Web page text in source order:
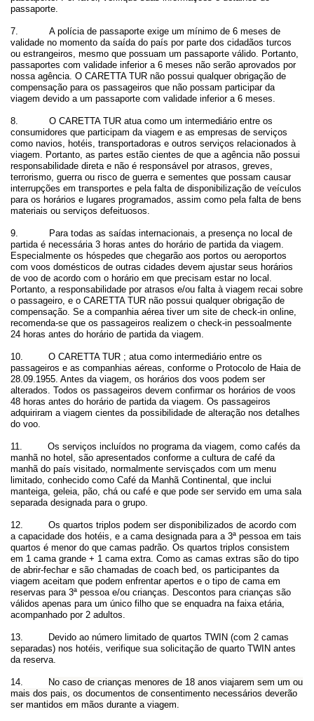
passaporte.
7. A polícia de passaporte exige um mínimo de 6 meses de
validade no momento da saída do país por parte dos cidadãos turcos
ou estrangeiros, mesmo que possuam um passaporte válido. Portanto,
passaportes com validade inferior a 6 meses não serão aprovados por
nossa agência. O CARETTA TUR não possui qualquer obrigação de
compensação para os passageiros que não possam participar da
viagem devido a um passaporte com validade inferior a 6 meses.
8. O CARETTA TUR atua como um intermediário entre os
consumidores que participam da viagem e as empresas de serviços
como navios, hotéis, transportadoras e outros serviços relacionados à
viagem. Portanto, as partes estão cientes de que a agência não possui
responsabilidade direta e não é responsável por atrasos, greves,
terrorismo, guerra ou risco de guerra e sementes que possam causar
interrupções em transportes e pela falta de disponibilização de veículos
para os horários e lugares programados, assim como pela falta de bens
materiais ou serviços defeituosos.
9. Para todas as saídas internacionais, a presença no local de
partida é necessária 3 horas antes do horário de partida da viagem.
Especialmente os hóspedes que chegarão aos portos ou aeroportos
com voos domésticos de outras cidades devem ajustar seus horários
de voo de acordo com o horário em que precisam estar no local.
Portanto, a responsabilidade por atrasos e/ou falta à viagem recai sobre
o passageiro, e o CARETTA TUR não possui qualquer obrigação de
compensação. Se a companhia aérea tiver um site de check-in online,
recomenda-se que os passageiros realizem o check-in pessoalmente
24 horas antes do horário de partida da viagem.
10. O CARETTA TUR ; atua como intermediário entre os
passageiros e as companhias aéreas, conforme o Protocolo de Haia de
28.09.1955. Antes da viagem, os horários dos voos podem ser
alterados. Todos os passageiros devem confirmar os horários de voos
48 horas antes do horário de partida da viagem. Os passageiros
adquiriram a viagem cientes da possibilidade de alteração nos detalhes
do voo.
11. Os serviços incluídos no programa da viagem, como cafés da
manhã no hotel, são apresentados conforme a cultura de café da
manhã do país visitado, normalmente servisçados com um menu
limitado, conhecido como Café da Manhã Continental, que inclui
manteiga, geleia, pão, chá ou café e que pode ser servido em uma sala
separada designada para o grupo.
12. Os quartos triplos podem ser disponibilizados de acordo com
a capacidade dos hotéis, e a cama designada para a 3ª pessoa em tais
quartos é menor do que camas padrão. Os quartos triplos consistem
em 1 cama grande + 1 cama extra. Como as camas extras são do tipo
de abrir-fechar e são chamadas de coach bed, os participantes da
viagem aceitam que podem enfrentar apertos e o tipo de cama em
reservas para 3ª pessoa e/ou crianças. Descontos para crianças são
válidos apenas para um único filho que se enquadra na faixa etária,
acompanhado por 2 adultos.
13. Devido ao número limitado de quartos TWIN (com 2 camas
separadas) nos hotéis, verifique sua solicitação de quarto TWIN antes
da reserva.
14.
No caso de crianças menores de 18 anos viajarem sem um ou
mais dos pais, os documentos de consentimento necessários deverão
ser mantidos em mãos durante a viagem.